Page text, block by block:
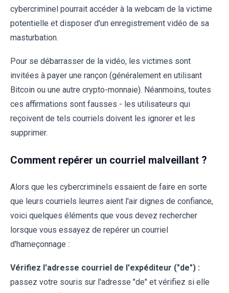
cybercriminel pourrait accéder à la webcam de la victime
potentielle et disposer d'un enregistrement vidéo de sa
masturbation.
Pour se débarrasser de la vidéo, les victimes sont
invitées à payer une rançon (généralement en utilisant
Bitcoin ou une autre crypto-monnaie). Néanmoins, toutes
ces affirmations sont fausses - les utilisateurs qui
reçoivent de tels courriels doivent les ignorer et les
supprimer.
Comment repérer un courriel malveillant ?
Alors que les cybercriminels essaient de faire en sorte
que leurs courriels leurres aient l'air dignes de confiance,
voici quelques éléments que vous devez rechercher
lorsque vous essayez de repérer un courriel
d'hameçonnage :
Vérifiez l'adresse courriel de l'expéditeur ("de") :
passez votre souris sur l'adresse "de" et vérifiez si elle